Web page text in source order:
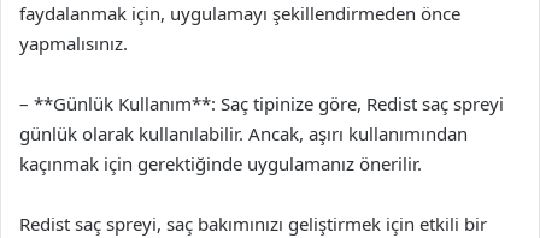
faydalanmak için, uygulamayı şekillendirmeden önce
yapmalısınız.
– **Günlük Kullanım**: Saç tipinize göre, Redist saç spreyi
günlük olarak kullanılabilir. Ancak, aşırı kullanımından
kaçınmak için gerektiğinde uygulamanız önerilir.
Redist saç spreyi, saç bakımınızı geliştirmek için etkili bir